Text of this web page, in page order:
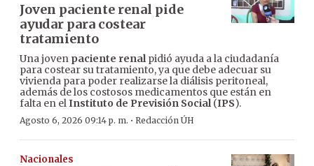
Joven paciente renal pide
ayudar para costear
tratamiento
Una joven paciente renalpidió ayuda a la ciudadanía
para costear su tratamiento, ya que debe adecuar su
vivienda para poder realizarse la diálisis peritoneal,
además de los costosos medicamentos que están en
falta en elInstituto de Previsión Social(IPS).
Agosto 6, 2026 09:14 p. m. · Redacción ÚH
Nacionales